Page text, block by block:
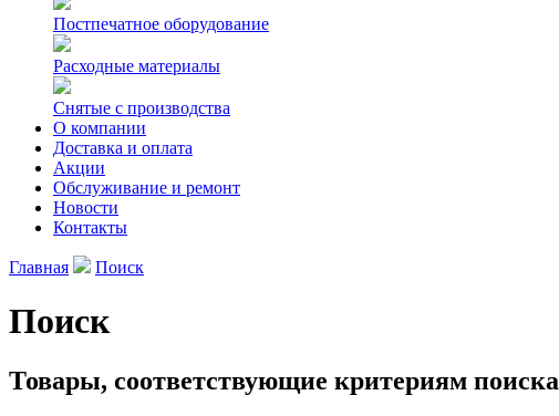
Постпечатное оборудование
Расходные материалы
Снятые с производства
О компании
Доставка и оплата
Акции
Обслуживание и ремонт
Новости
Контакты
Главная Поиск
Поиск
Товары, соответствующие критериям поиска